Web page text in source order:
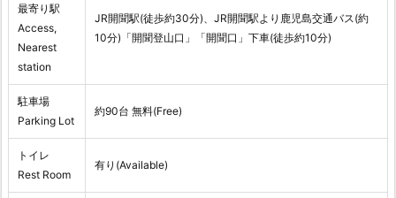
最寄り駅
Access,
Nearest
station
JR開聞駅(徒歩約30分)、JR開聞駅より鹿児島交通バス(約
10分)「開聞登山口」「開聞口」下車(徒歩約10分)
駐車場
Parking Lot
約90台 無料(Free)
トイレ
Rest Room
有り(Available)